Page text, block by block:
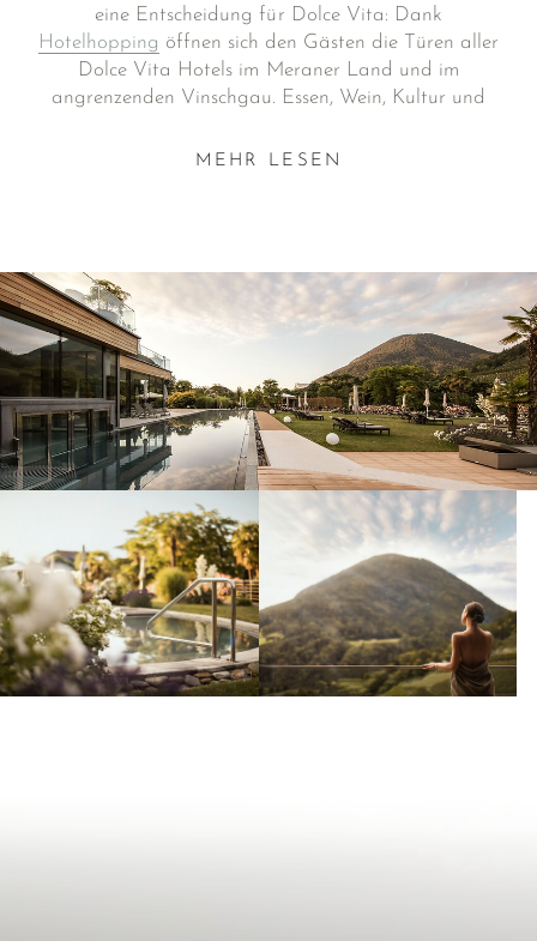
eine Entscheidung für Dolce Vita: Dank
Hotelhopping öffnen sich den Gästen die Türen aller
Dolce Vita Hotels im Meraner Land und im
angrenzenden Vinschgau. Essen, Wein, Kultur und
Sie nicht nur im gebuchten, sondern
Hotels kulinarisch überraschen.
MEHR LESEN